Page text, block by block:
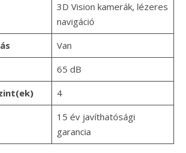
3D Vision kamerák, lézeres
navigáció
Van
65 dB
4
15 év javíthatósági
garancia